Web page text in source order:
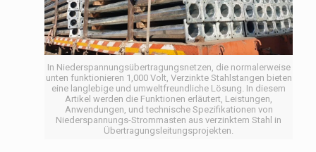
In Niederspannungsübertragungsnetzen, die normalerweise
unten funktionieren 1,000 Volt, Verzinkte Stahlstangen bieten
eine langlebige und umweltfreundliche Lösung. In diesem
Artikel werden die Funktionen erläutert, Leistungen,
Anwendungen, und technische Spezifikationen von
Niederspannungs-Strommasten aus verzinktem Stahl in
Übertragungsleitungsprojekten.